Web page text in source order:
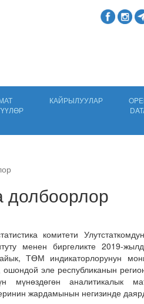
КАЙРЫЛУУЛАР
долбоорлор
комитети
менен биргеликте 2019-
ТӨМ индикаторлорунун
ошондой эле республиканын
мүнөздөгөн аналитикалык
жардамынын негизинде